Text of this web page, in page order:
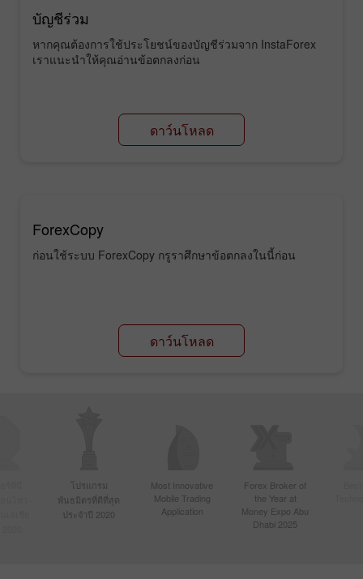
บัญชีร่วม
หากคุณต้องการใช้ประโยชน์ของบัญชีร่วมจาก InstaForex
เราแนะนำให้คุณอ่านข้อตกลงก่อน
ดาว์นโหลด
ForexCopy
ก่อนใช้ระบบ ForexCopy กรูราศึกษาข้อตกลงในนี้ก่อน
ดาว์นโหลด
โปรแกรม
พันธมิตรที่ดีที่สุด
ประจำปี 2020
Most Innovative
Mobile Trading
Application
Forex Broker of
the Year at
Money Expo Abu
Dhabi 2025